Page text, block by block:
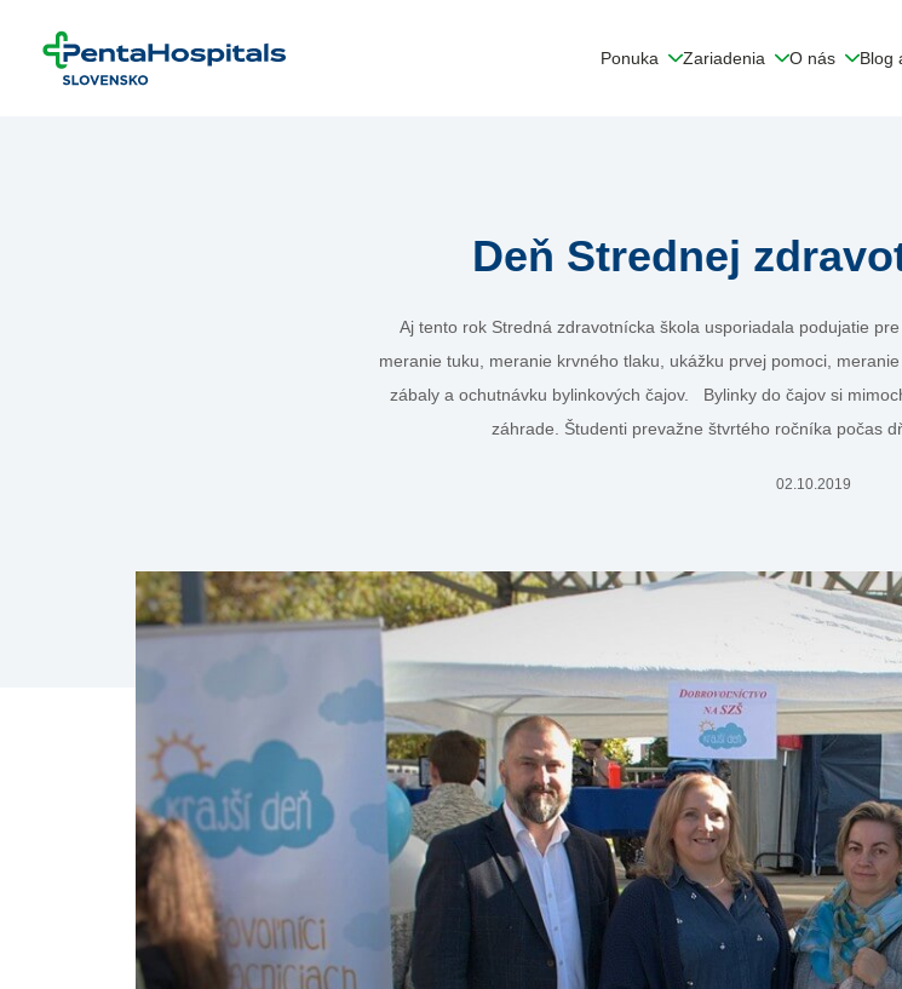
Ponuka Zariadenia O nás Blog
Deň Strednej
Aj tento rok Stredná zdravotnícka škola usporiadala podujatie
meranie tuku, meranie krvného tlaku, ukážku prvej pomoci,
zábaly a ochutnávku bylinkových čajov. Bylinky do čajov si
záhrade. Študenti prevažne štvrtého ročníka počas
02.10.2019